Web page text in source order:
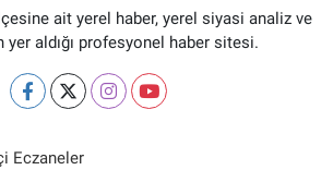
ait yerel haber, yerel siyasi analiz ve
yer aldığı profesyonel haber sitesi.
Eczaneler